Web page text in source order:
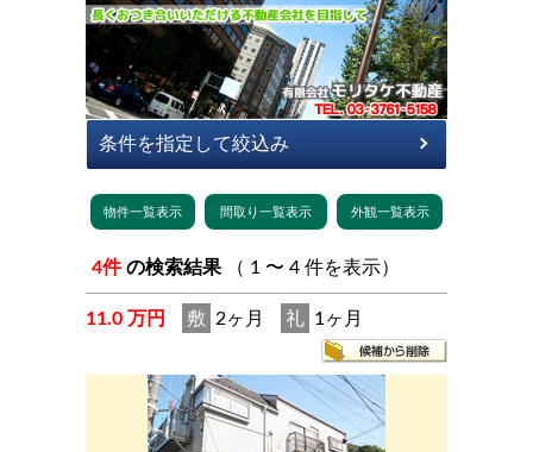
4件 の検索結果 （ 1 〜 4 件を表示）
11.0 万円 敷 2ヶ月 礼 1ヶ月